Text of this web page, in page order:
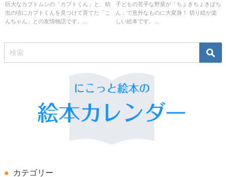
せとは……？
巨大なカブトムシの「カブトくん」と、幼
虫の頃にカブトくんを見つけて育てた「こ
んちゃん」との友情物語です。...
子どもの苦手な野菜が「ちょきちょきぱち
ん」で意外なものに大変身！ 切り絵が楽
しい絵本です。...
カテゴリー